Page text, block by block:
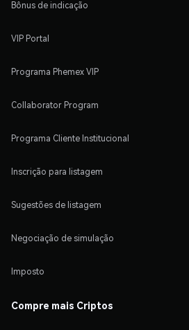
Bônus de indicação
VIP Portal
Programa Phemex VIP
Collaborator Program
Programa Cliente Institucional
Inscrição para listagem
Sugestões de listagem
Negociação de simulação
Imposto
Compre mais Criptos